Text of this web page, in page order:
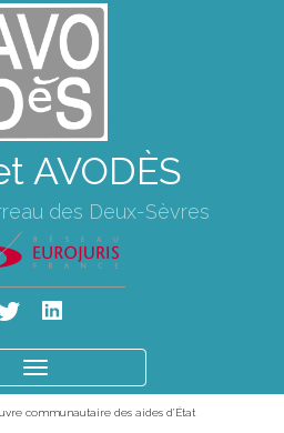
AVODÈS
des Deux-Sèvres
communautaire des aides d’État